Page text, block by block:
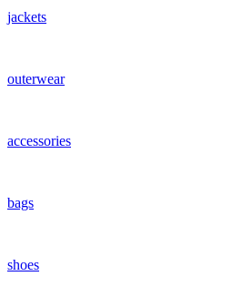
jackets
outerwear
accessories
bags
shoes